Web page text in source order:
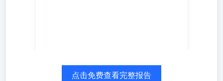
点击免费查看完整报告